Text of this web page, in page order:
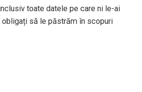
toate datele pe care ni le-ai
să le păstrăm în scopuri